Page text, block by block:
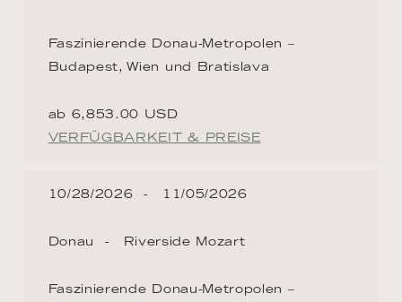
Faszinierende Donau-Metropolen –
Budapest, Wien und Bratislava
ab 6,853.00 USD
VERFÜGBARKEIT & PREISE
10/28/2026 11/05/2026
Donau Riverside Mozart
Faszinierende Donau-Metropolen –